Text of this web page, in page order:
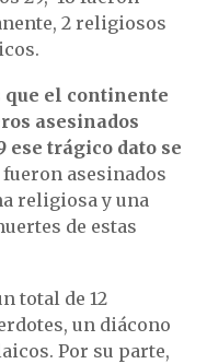
2 religiosos
que el continente
asesinados
ese trágico dato se
fueron asesinados
religiosa y una
de estas
total de 12
un diácono
Por su parte,